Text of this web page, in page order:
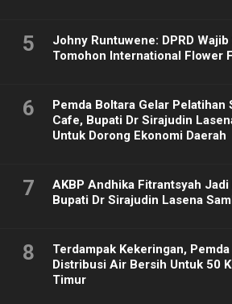
5
Johny Runtuwene: DPRD
Tomohon International Flower
6
Pemda Boltara Gelar Pelatihan
Cafe, Bupati Dr Sirajudin
Untuk Dorong Ekonomi Daerah
7
AKBP Andhika Fitrantsyah
Bupati Dr Sirajudin Lasena
8
Terdampak Kekeringan,
Distribusi Air Bersih Untuk 50
Timur